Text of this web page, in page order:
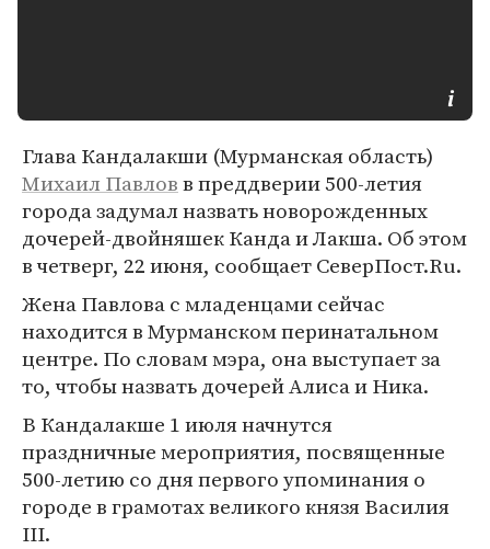
Глава Кандалакши (Мурманская область)
Михаил Павловв преддверии 500-летия
города задумал назвать новорожденных
дочерей-двойняшек Канда и Лакша. Об этом
в четверг, 22 июня, сообщает СеверПост.Ru.
Жена Павлова с младенцами сейчас
находится в Мурманском перинатальном
центре. По словам мэра, она выступает за
то, чтобы назвать дочерей Алиса и Ника.
В Кандалакше 1 июля начнутся
праздничные мероприятия, посвященные
500-летию со дня первого упоминания о
городе в грамотах великого князя Василия
III.